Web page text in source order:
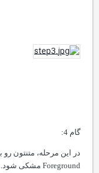
گام 4:
در این مرحله، متنتون رو
Foregroundمشکی شود.